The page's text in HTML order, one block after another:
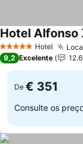
5 Estrelas Hotel
9,2 Excelente
De € 351
Consulte os